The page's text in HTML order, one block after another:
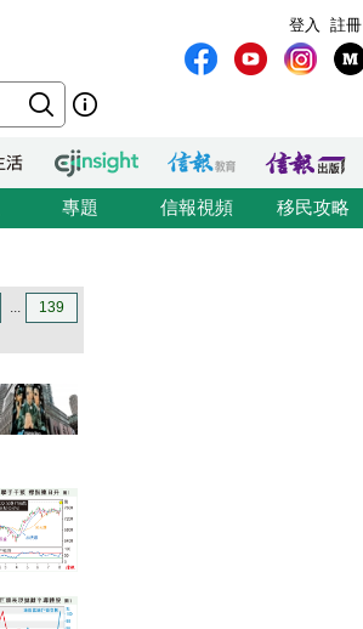
註冊
登入
專題 信報視頻 移民攻略
... 139